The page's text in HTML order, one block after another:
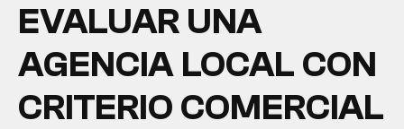
EVALUAR UNA
AGENCIA LOCAL CON
CRITERIO COMERCIAL